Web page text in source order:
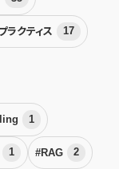
ラクティス 17
1
1 #RAG 2